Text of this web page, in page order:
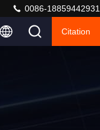
0086-18859442931
Citation